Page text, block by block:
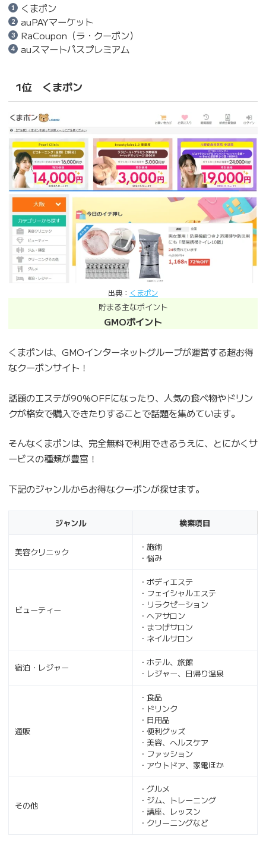
くまポン
auPAYマーケット
RaCoupon（ラ・クーポン）
auスマートパスプレミアム
1位 くまポン
出典： くまポン
貯まる主なポイント
GMOポイント
くまポンは、GMOインターネットグループが運営する超お得
なクーポンサイト！
話題のエステが90%OFFになったり、人気の食べ物やドリン
クが格安で購入できたりすることで話題を集めています。
そんなくまポンは、完全無料で利用できるうえに、とにかくサ
ービスの種類が豊富！
下記のジャンルからお得なクーポンが探せます。
ジャンル 検索項目
美容クリニック
・施術
・悩み
ビューティー
・ボディエステ
・フェイシャルエステ
・リラクゼーション
・ヘアサロン
・まつげサロン
・ネイルサロン
宿泊・レジャー
・ホテル、旅館
・レジャー、日帰り温泉
通販
・食品
・ドリンク
・日用品
・便利グッズ
・美容、ヘルスケア
・ファッション
・アウトドア、家電ほか
その他
・グルメ
・ジム、トレーニング
・講座、レッスン
・クリーニングなど